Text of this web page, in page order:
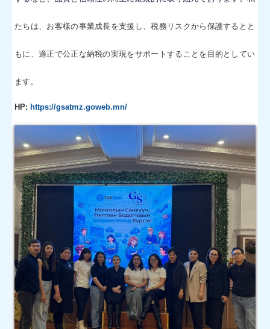
たちは、お客様の事業成長を支援し、税務リスクから保護するとと
もに、適正で公正な納税の実現をサポートすることを目的としてい
ます。
HP: https://gsatmz.goweb.mn/